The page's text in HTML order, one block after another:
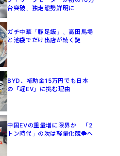
台突破、独走態勢鮮明に
ガチ中華「豚足飯」、高田馬場
と池袋でだけ出店が続く謎
BYD、補助金15万円でも日本
の「軽EV」に挑む理由
中国EVの重量増に限界か 「2
トン時代」の次は軽量化競争へ